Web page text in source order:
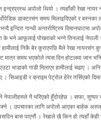
इन्द्रप्रस्थ अपोलो थियो । त्यहाँकी रेखा
डाक्टरसंग समय मिलाइदिएको र
इन्दिरा गान्धी अन्तर्राष्ट्रिय विमानघाटमा
भने आफूलाई पोखराको भन्ने तिनलाई नेपाली
निकै बेर कुराएपछि मैले रेखा नायरसंग
मात्र समय भएकोले त्यस दिन होटलमा जान
भाडाको गाडी मिलाएर हामीलाई चढाए
। सिआइडी र क्राइम पेट्रोल हेरेर तर्सिएको
नै भरिएको हुँदोरहेछ । सफा, सुग्घर
। उपचारका लागि अपोलो आएका बाहेक
बास पाएनौं । रेखाले खै किन हो त्यहाँ